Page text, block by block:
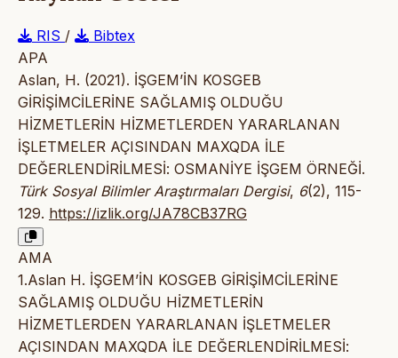
RIS /
Bibtex
APA
Aslan, H. (2021). İŞGEM’İN KOSGEB
GİRİŞİMCİLERİNE SAĞLAMIŞ OLDUĞU
HİZMETLERİN HİZMETLERDEN YARARLANAN
İŞLETMELER AÇISINDAN MAXQDA İLE
DEĞERLENDİRİLMESİ: OSMANİYE İŞGEM ÖRNEĞİ.
Türk Sosyal Bilimler Araştırmaları Dergisi, 6(2), 115-
129. https://izlik.org/JA78CB37RG
AMA
1.Aslan H. İŞGEM’İN KOSGEB GİRİŞİMCİLERİNE
SAĞLAMIŞ OLDUĞU HİZMETLERİN
HİZMETLERDEN YARARLANAN İŞLETMELER
AÇISINDAN MAXQDA İLE DEĞERLENDİRİLMESİ: